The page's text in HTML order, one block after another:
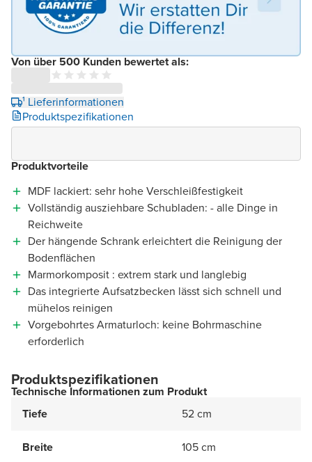
Von über 500 Kunden bewertet als:
¹ Lieferinformationen
Produktspezifikationen
Produktvorteile
MDF lackiert: sehr hohe Verschleißfestigkeit
Vollständig ausziehbare Schubladen: - alle Dinge in
Reichweite
Der hängende Schrank erleichtert die Reinigung der
Bodenflächen
Marmorkomposit : extrem stark und langlebig
Das integrierte Aufsatzbecken lässt sich schnell und
mühelos reinigen
Vorgebohrtes Armaturloch: keine Bohrmaschine
erforderlich
Produktspezifikationen
Technische Informationen zum Produkt
Tiefe
52 cm
Breite 105 cm